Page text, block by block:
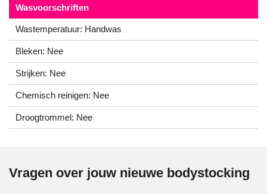
Wasvoorschriften
Wastemperatuur: Handwas
Bleken: Nee
Strijken: Nee
Chemisch reinigen: Nee
Droogtrommel: Nee
Vragen over jouw nieuwe bodystocking